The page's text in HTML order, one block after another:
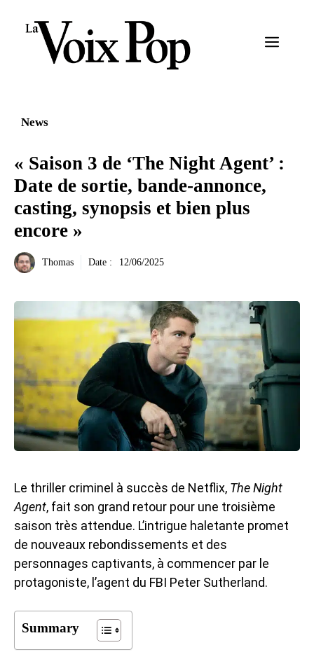
Menu
News
« Saison 3 de ‘The Night Agent’ :
Date de sortie, bande-annonce,
casting, synopsis et bien plus
encore »
Thomas Date : 12/06/2025
Le thriller criminel à succès de Netflix, The Night
Agent, fait son grand retour pour une troisième
saison très attendue. L’intrigue haletante promet
de nouveaux rebondissements et des
personnages captivants, à commencer par le
protagoniste, l’agent du FBI Peter Sutherland.
Summary